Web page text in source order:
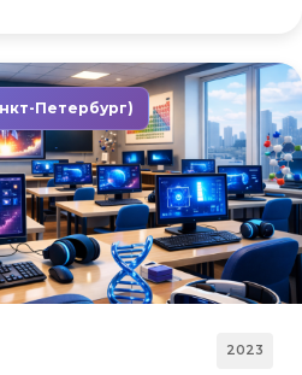
Петербург)
2023